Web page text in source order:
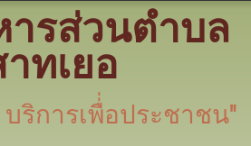
ารส่วนตำบล
ทเยอ
ริการเพื่่อประชาชน"